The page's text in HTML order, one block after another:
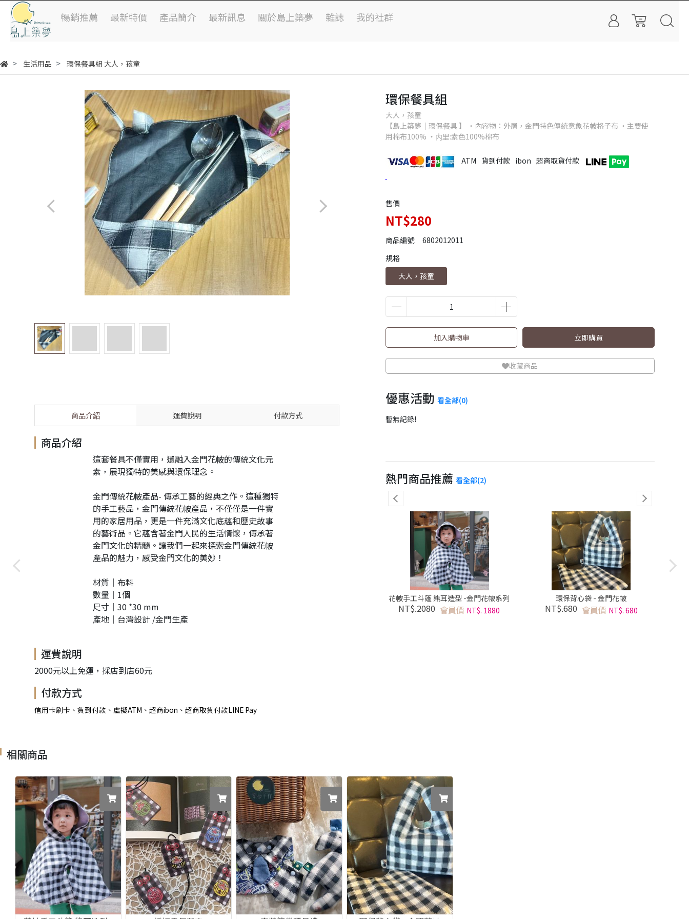
暢銷推薦 最新特價 產品簡介 最新訊息 關於島上築夢 雜誌 我的社群
生活用品 環保餐具組 大人，孩童
環保餐具組
大人，孩童
【島上築夢｜環保餐具 】 ・內容物：外層，金門特色傳統意象花帔格子布 ・主要使
用棉布100% ・内里:素色100%棉布
ATM 貨到付款 ibon 超商取貨付款
售價
NT$280
商品編號:
6802012011
規格
大人，孩童
加入購物車 立即購買
收藏商品
商品介紹 運費說明 付款方式
商品介紹
這套餐具不僅實用，還融入金門花帔的傳統文化元
素，展現獨特的美感與環保理念。
金門傳統花帔產品- 傳承工藝的經典之作。這種獨特
的手工藝品，金門傳統花帔產品，不僅僅是一件實
用的家居用品，更是一件充滿文化底蘊和歷史故事
的藝術品。它蘊含著金門人民的生活情懷，傳承著
金門文化的精髓。讓我們一起來探索金門傳統花帔
產品的魅力，感受金門文化的美妙！
材質│布料
數量│1個
尺寸│30 *30 mm
產地│台灣設計 /金門生產
運費說明
2000元以上免運，採店到店60元
付款方式
信用卡刷卡、貨到付款、虛擬ATM、超商ibon、超商取貨付款LINE Pay
優惠活動 看全部(0)
暫無記錄!
熱門商品推薦 看全部(2)
花帔手工斗篷 熊耳造型 -金門花帔系列
NT$.2080 會員價
花帔手工斗篷 熊耳造型 -金門花帔系列
NT$.2080 會員價 NT$. 1880
環保背心袋 - 金門花帔
NT$.680 會員價 NT$. 680
相關商品